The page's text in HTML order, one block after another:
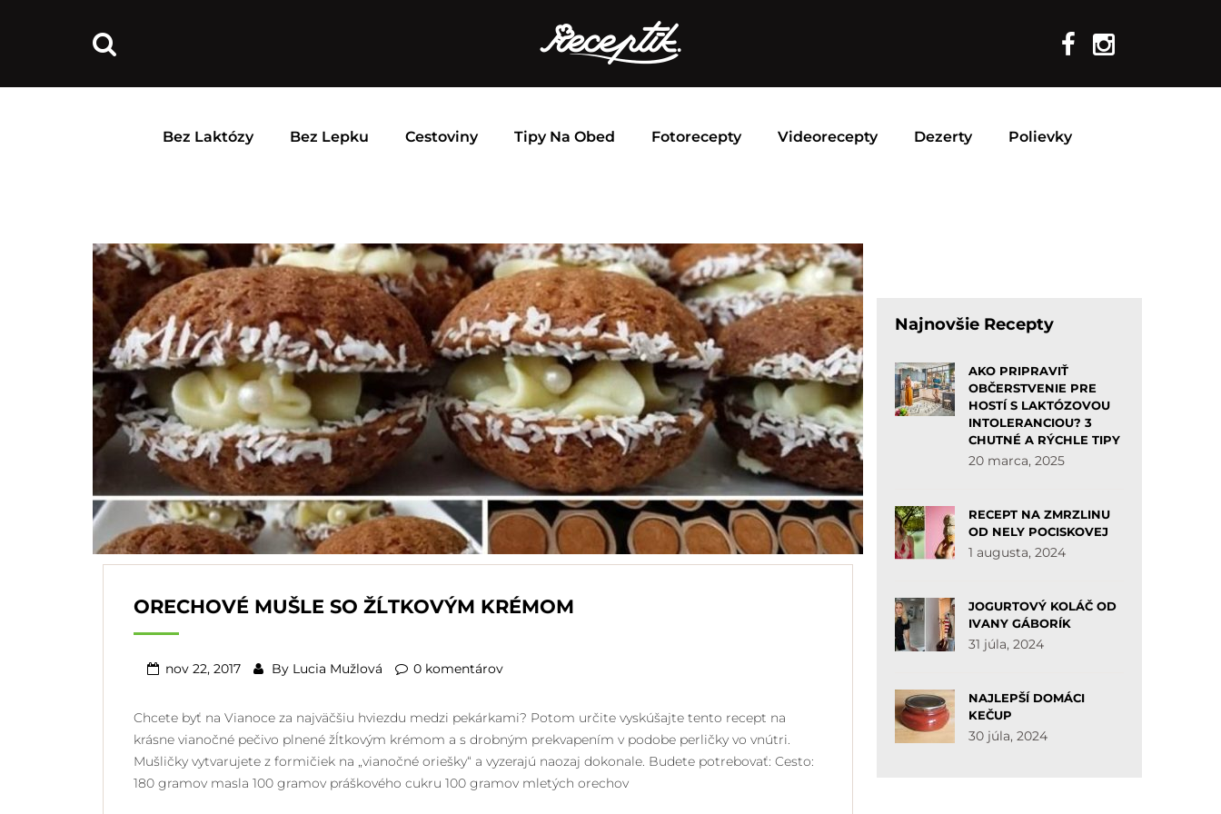
Bez Laktózy Bez Lepku Cestoviny Tipy Na Obed Fotorecepty Videorecepty Dezerty Polievky
ORECHOVÉ MUŠLE SO ŽĹTKOVÝM KRÉMOM
nov 22, 2017 By Lucia Mužlová 0 komentárov
Chcete byť na Vianoce za najväčšiu hviezdu medzi pekárkami? Potom určite vyskúšajte tento recept na
krásne vianočné pečivo plnené žĺtkovým krémom a s drobným prekvapením v podobe perličky vo vnútri.
Mušličky vytvarujete z formičiek na „vianočné oriešky“ a vyzerajú naozaj dokonale. Budete potrebovať: Cesto:
180 gramov masla 100 gramov práškového cukru 100 gramov mletých orechov
Najnovšie Recepty
AKO PRIPRAVIŤ
OBČERSTVENIE PRE
HOSTÍ S LAKTÓZOVOU
INTOLERANCIOU? 3
CHUTNÉ A RÝCHLE TIPY
20 marca, 2025
RECEPT NA ZMRZLINU
OD NELY POCISKOVEJ
1 augusta, 2024
JOGURTOVÝ KOLÁČ OD
IVANY GÁBORÍK
31 júla, 2024
NAJLEPŠÍ DOMÁCI
KEČUP
30 júla, 2024